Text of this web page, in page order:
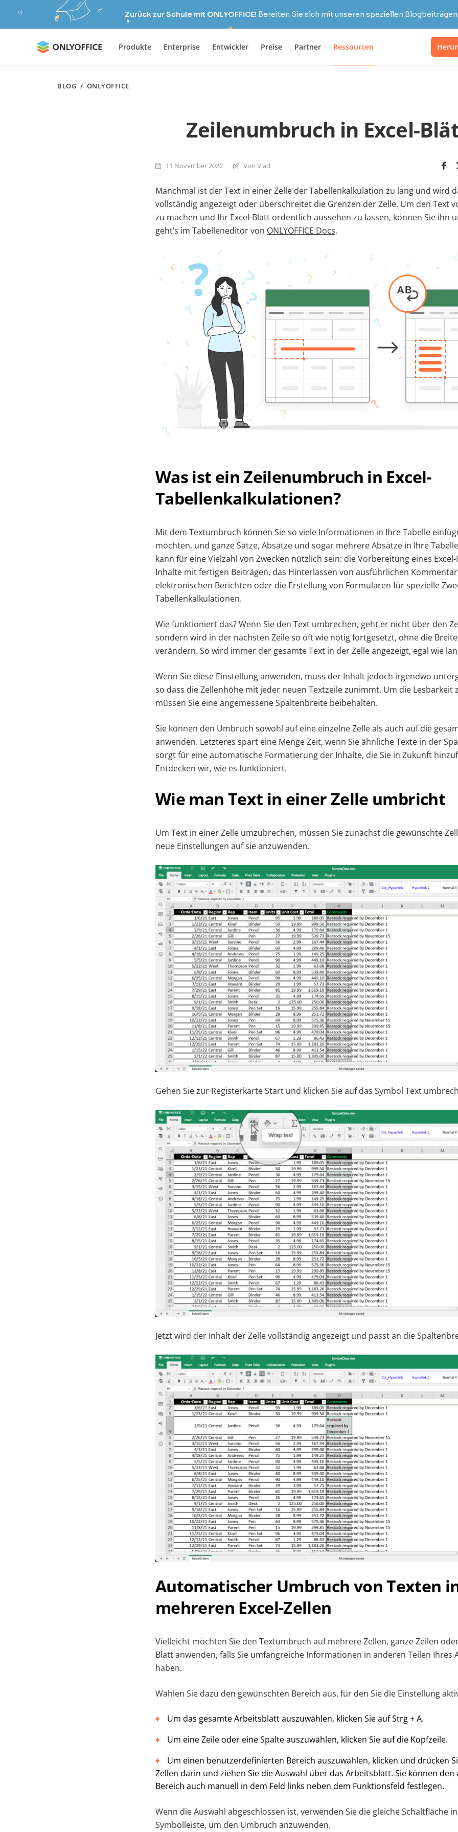
Zurück zur Schule mit ONLYOFFICE! Bereiten Sie sich mit unseren speziellen
Produkte Enterprise Entwickler Preise Partner Ressourcen
BLOG / ONLYOFFICE
Zeilenumbruch in Excel-
11 November 2022 Von Vlad
Manchmal ist der Text in einer Zelle der Tabellenkalkulation zu lang und wird
vollständig angezeigt oder überschreitet die Grenzen der Zelle. Um den Text
zu machen und Ihr Excel-Blatt ordentlich aussehen zu lassen, können Sie ihn
geht’s im Tabelleneditor von ONLYOFFICE Docs.
Was ist ein Zeilenumbruch in Excel-
Tabellenkalkulationen?
Mit dem Textumbruch können Sie so viele Informationen in Ihre Tabelle
möchten, und ganze Sätze, Absätze und sogar mehrere Absätze in Ihre
kann für eine Vielzahl von Zwecken nützlich sein: die Vorbereitung eines
Inhalte mit fertigen Beiträgen, das Hinterlassen von ausführlichen
elektronischen Berichten oder die Erstellung von Formularen für spezielle
Tabellenkalkulationen.
Wie funktioniert das? Wenn Sie den Text umbrechen, geht er nicht über den
sondern wird in der nächsten Zeile so oft wie nötig fortgesetzt, ohne die
verändern. So wird immer der gesamte Text in der Zelle angezeigt, egal wie
Wenn Sie diese Einstellung anwenden, muss der Inhalt jedoch irgendwo
so dass die Zellenhöhe mit jeder neuen Textzeile zunimmt. Um die Lesbarkeit
müssen Sie eine angemessene Spaltenbreite beibehalten.
Sie können den Umbruch sowohl auf eine einzelne Zelle als auch auf die
anwenden. Letzteres spart eine Menge Zeit, wenn Sie ähnliche Texte in der
sorgt für eine automatische Formatierung der Inhalte, die Sie in Zukunft
Entdecken wir, wie es funktioniert.
Wie man Text in einer Zelle umbricht
Um Text in einer Zelle umzubrechen, müssen Sie zunächst die gewünschte
neue Einstellungen auf sie anzuwenden.
Gehen Sie zur Registerkarte Start und klicken Sie auf das Symbol Text
Jetzt wird der Inhalt der Zelle vollständig angezeigt und passt an die
Automatischer Umbruch von Texten
mehreren Excel-Zellen
Vielleicht möchten Sie den Textumbruch auf mehrere Zellen, ganze Zeilen
Blatt anwenden, falls Sie umfangreiche Informationen in anderen Teilen Ihres
haben.
Wählen Sie dazu den gewünschten Bereich aus, für den Sie die Einstellung
Um das gesamte Arbeitsblatt auszuwählen, klicken Sie auf Strg + A.
Um eine Zeile oder eine Spalte auszuwählen, klicken Sie auf die Kopfzeile.
Um einen benutzerdefinierten Bereich auszuwählen, klicken und drücken
Zellen darin und ziehen Sie die Auswahl über das Arbeitsblatt. Sie können
Bereich auch manuell in dem Feld links neben dem Funktionsfeld festlegen.
Wenn die Auswahl abgeschlossen ist, verwenden Sie die gleiche Schaltfläche
Symbolleiste, um den Umbruch anzuwenden.